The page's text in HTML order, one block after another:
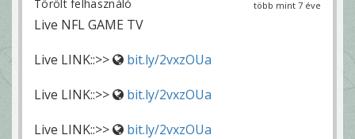
több mint 7 éve
Törölt felhasználó
Live NFL GAME TV
Live LINK::>>
bit.ly/2vxzOUa
Live LINK::>>
bit.ly/2vxzOUa
Live LINK::>>
bit.ly/2vxzOUa